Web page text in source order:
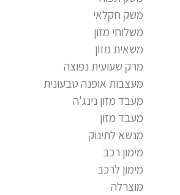
משק חקלאי
משלוחי מזון
משאית מזון
מרק שעועית נפוצה
מעצבות אופנה טבעונית
מעבד מזון נינג'ה
מעבד מזון
מנשא לתינוק
מימון רכב
מימון לרכב
מוצרלה